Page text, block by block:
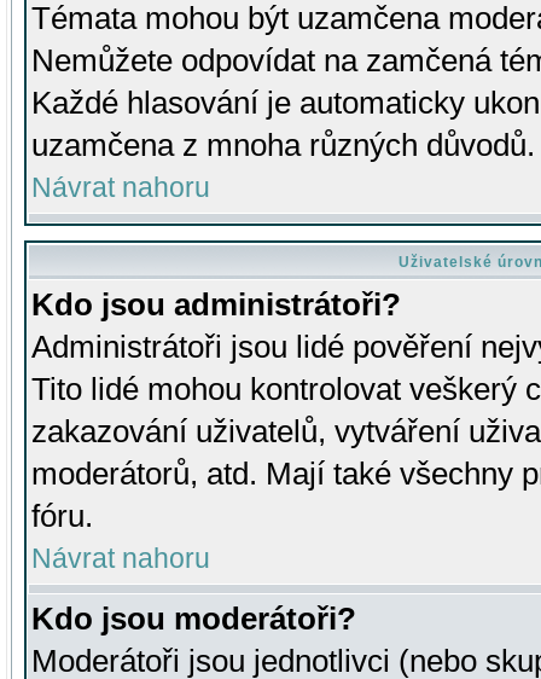
Témata mohou být uzamčena
Nemůžete odpovídat na zamčená
Každé hlasování je automaticky
uzamčena z mnoha různých důvodů.
Návrat nahoru
Uživatelské
Kdo jsou administrátoři?
Administrátoři jsou lidé pověření
Tito lidé mohou kontrolovat veškerý
zakazování uživatelů, vytváření
moderátorů, atd. Mají také všechny
fóru.
Návrat nahoru
Kdo jsou moderátoři?
Moderátoři jsou jednotlivci (nebo